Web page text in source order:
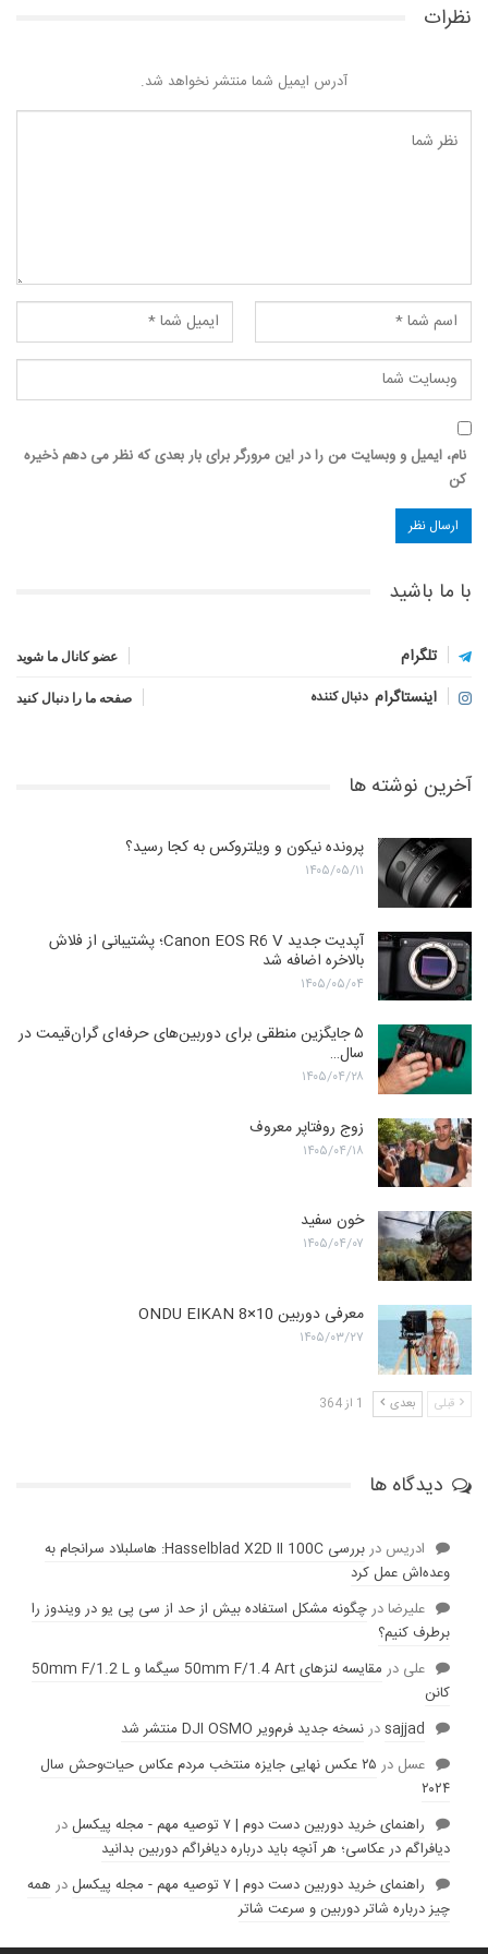
نظرات
آدرس ایمیل شما منتشر نخواهد شد.
نام، ایمیل و وبسایت من را در این مرورگر برای بار بعدی که نظر می دهم ذخیره
کن
با ما باشید
تلگرام عضو کانال ما شوید
اینستاگرام دنبال کننده صفحه ما را دنبال کنید
آخرین نوشته ها
پرونده نیکون و ویلتروکس به کجا رسید؟
۱۴۰۵/۰۵/۱۱
آپدیت جدید Canon EOS R6 V؛ پشتیبانی از فلاش
بالاخره اضافه شد
۱۴۰۵/۰۵/۰۴
۵ جایگزین منطقی برای دوربین‌های حرفه‌ای گران‌قیمت در
سال…
۱۴۰۵/۰۴/۲۸
زوج روفتاپر معروف
۱۴۰۵/۰۴/۱۸
خون سفید
۱۴۰۵/۰۴/۰۷
معرفی دوربین ONDU EIKAN 8×10
۱۴۰۵/۰۳/۲۷
قبلی بعدی 1 از 364
دیدگاه ها
ادریس در
بررسی Hasselblad X2D II 100C: هاسلبلاد سرانجام به
وعده‌‌اش عمل کرد
عليرضادرچگونه مشکل استفاده بیش از حد از سی پی یو در ویندوز را
برطرف کنیم؟
علی در
مقایسه لنز‌های 50mm F/1.4 Art سیگما و 50mm F/1.2 L
کانن
sajjadدرنسخه جدید فرم‌ویر DJI OSMO منتشر شد
عسل در
۲۵ عکس نهایی جایزه منتخب مردم عکاس حیات‌وحش سال
۲۰۲۴
راهنمای خرید دوربین دست دوم | ۷ توصیه مهم - مجله پیکسل
در
دیافراگم در عکاسی؛ هر آنچه باید درباره دیافراگم دوربین بدانید
راهنمای خرید دوربین دست دوم | ۷ توصیه مهم - مجله پیکسل
در همه
چیز درباره شاتر دوربین و سرعت شاتر